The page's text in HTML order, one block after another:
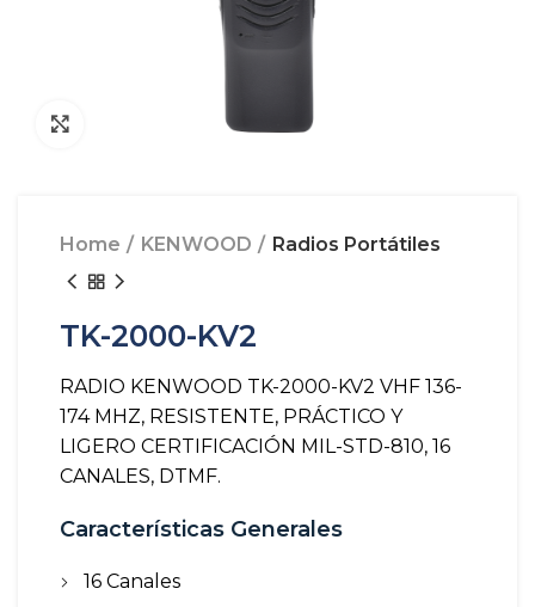
Home KENWOOD Radios Portátiles
TK-2000-KV2
RADIO KENWOOD TK-2000-KV2 VHF 136-
174 MHZ, RESISTENTE, PRÁCTICO Y
LIGERO CERTIFICACIÓN MIL-STD-810, 16
CANALES, DTMF.
Características Generales
16 Canales